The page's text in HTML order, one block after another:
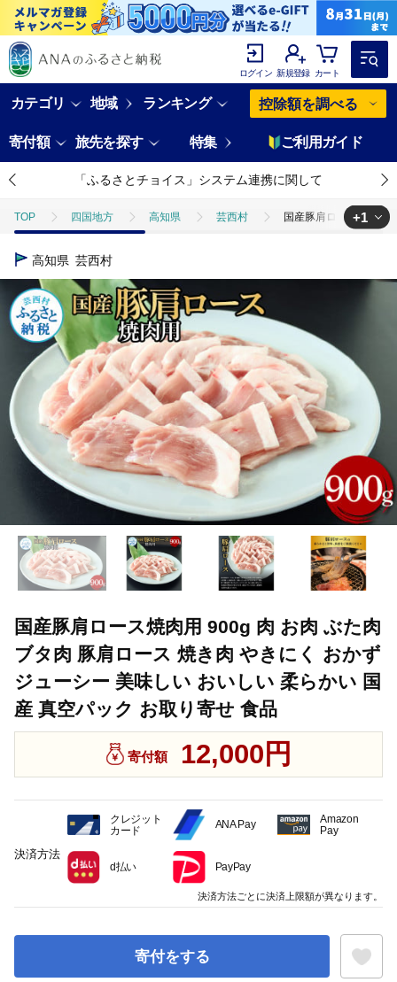
ログイン 新規登録 カート
カテゴリ 地域 ランキング 控除額を調べる
寄付額 旅先を探す 特集 ご利用ガイド
「ふるさとチョイス」システム連携に関して
TOP 四国地方 高知県 芸西村 国産豚肩ロース焼肉用
TOP
+1
高知県 芸西村
国産豚肩ロース焼肉用 900g 肉 お肉 ぶた肉
ブタ肉 豚肩ロース 焼き肉 やきにく おかず
ジューシー 美味しい おいしい 柔らかい 国
産 真空パック お取り寄せ 食品
寄付額 12,000円
寄付をする
決済方法
クレジット
カード
ANA Pay
Amazon
Pay
d払い PayPay
決済方法ごとに決済上限額が異なります。